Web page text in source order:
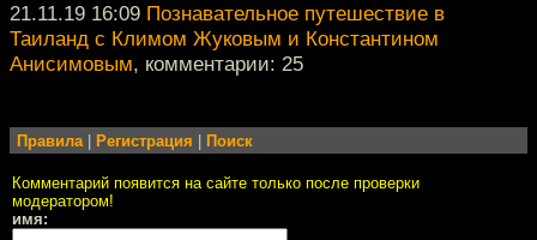
21.11.19 16:09 Познавательное путешествие в
Таиланд с Климом Жуковым и Константином
Анисимовым, комментарии: 25
Правила| Регистрация Поиск
Комментарий появится на сайте только после проверки
модератором!
имя: